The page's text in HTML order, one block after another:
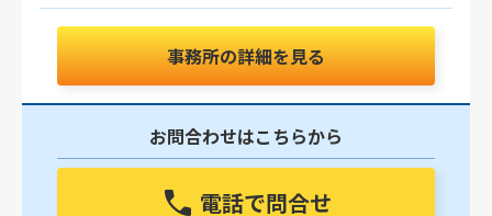
事務所の詳細を見る
お問合わせはこちらから
電話で問合せ